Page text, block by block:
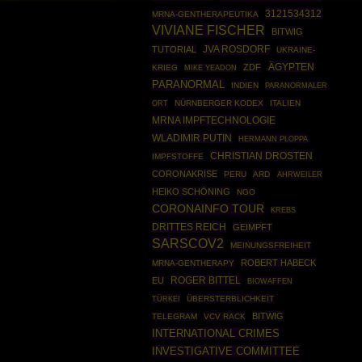
MRNA-GENTHERAPEUTIKA 3121534312
VIVIANE FISCHER
BITWIG
TUTORIAL
JVA ROSDORF
UKRAINE-
KRIEG
MIKE YEADON ZDF ÄGYPTEN
PARANORMAL INDIEN PARANORMALER
ORT NÜRNBERGER KODEX ITALIEN
MRNA IMPFTECHNOLOGIE
WLADIMIR PUTIN
HERMANN PLOPPA
IMPFSTOFFE
CHRISTIAN DROSTEN
CORONAKRISE PERU ARD AHRWEILER
HEIKO SCHÖNING NGO
CORONAINFO TOUR KREBS
DRITTES REICH GEIMPFT
SARSCOV2
MEINUNGSFREIHEIT
MRNA-GENTHERAPY
ROBERT HABECK
EU
ROGER BITTEL
BIOWAFFEN
TÜRKEI
ÜBERSTERBLICHKEIT
TELEGRAM
VCV RACK BITWIG
INTERNATIONAL CRIMES
INVESTIGATIVE COMMITTEE